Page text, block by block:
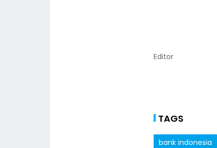
Editor
TAGS
bank indonesia